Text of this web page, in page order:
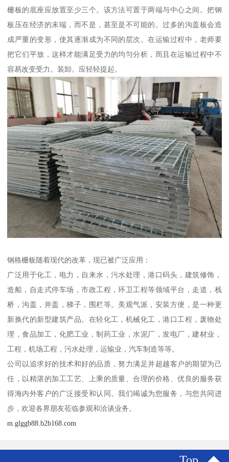
栅板的底座应放置至少三个。该方法可置于两端与中心之间。把钢
板压在经济的末端，而不是，甚至是不可能的。过多的沟盖板会造
成严重的变形，使其逐渐成为不同的层次。在运输过程中，老师要
把它们平放，这样才能满足受力的均匀分析，而且在运输过程中不
容易改变受力。装卸。应轻轻提起。
钢格栅板随着现代的改革，现已被广泛应用：
广泛用于化工，电力，自来水，污水处理，港口码头，建筑修饰，
造船，自走式停车场，市政工程，环卫工程等领域平台，走道，栈
桥，沟盖，井盖，梯子，围栏等。美观气派，安装方便，是一种更
新换代的新型建筑产品。在轻化工，机械化工，港口工程，废物处
理，食品加工，化肥工业，制药工业，水泥厂，发电厂，建材业，
工程，机场工程，污水处理，运输业，汽车制造等等。
公司以追求好的技术和好的品质，努力满足并超越客户的期望为己
任，以精湛的加工工艺、上乘的质量、合理的价格、优良的服务获
得海内外客户的广泛接受和认同。我们竭诚为您服务，与您共同进
步，欢迎各界朋友莅临参观和洽谈业务。
m.glggb88.b2b168.com